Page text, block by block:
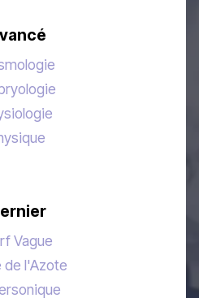
Vague
de l'Azote